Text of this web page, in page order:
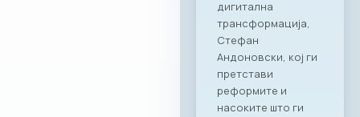
особена чест што
го одбележуваме
почетокот на ова
стратешко
партнерство со
МАСИТ. Веруваме
дека оваа